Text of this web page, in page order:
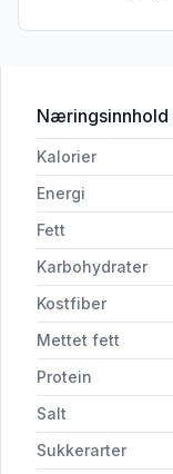
Næringsinnhold
Kalorier
Energi
Fett
Karbohydrater
Kostfiber
Mettet fett
Protein
Salt
Sukkerarter